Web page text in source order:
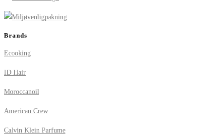
Brands
Ecooking
ID Hair
Moroccanoil
American Crew
Calvin Klein Parfume